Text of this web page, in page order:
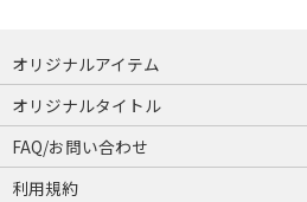
オリジナルアイテム
つままれ
つかまれ
ピョコッテ
オリジナルタイトル
アイテムヤ
ミスカトニック大學購買部
FAQ/お問い合わせ
FAQ
お問い合わせ
利用規約